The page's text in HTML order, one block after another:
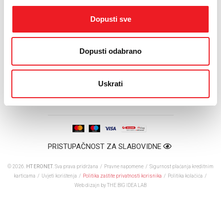
Dopusti sve
Dopusti odabrano
Uskrati
Digitalna transformacija se očituje i u sve većem prelasku „običnih“ SD
TV kanala u HD kvalitetu. Korisnicima HOME.TV usluge, HD kanali su
Uz to, svi novi i postojeći korisnici HOME.TV-a mogu čak tri mjeseca
besplatno uživati u HBO Premium paketu, na vlastiti zahtjev.
PRISTUPAČNOST ZA SLABOVIDNE
© 2026. HT ERONET . Sva prava pridržana / Pravne napomene / Sigurnost plaćanja kreditnim
karticama / Uvjeti korištenja / Politika zaštite privatnosti korisnika / Politika kolačića /
Web dizajn by THE BIG IDEA LAB